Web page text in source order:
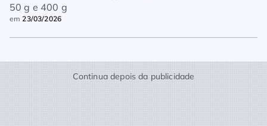
50 g e 400 g
em23/03/2026
Continua depois da publicidade